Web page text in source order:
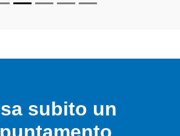
subito un